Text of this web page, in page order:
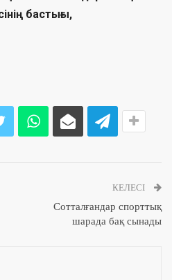
бастығы,
КЕЛЕСІ
Сотталғандар спорттық
шарада бақ сынады